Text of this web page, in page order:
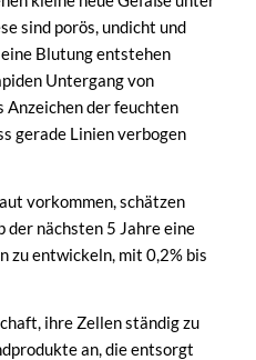
sind porös, undicht und
Blutung entstehen
Untergang von
der feuchten
gerade Linien verbogen
vorkommen, schätzen
der nächsten 5 Jahre eine
zu entwickeln, mit 0,2% bis
ihre Zellen ständig zu
an, die entsorgt